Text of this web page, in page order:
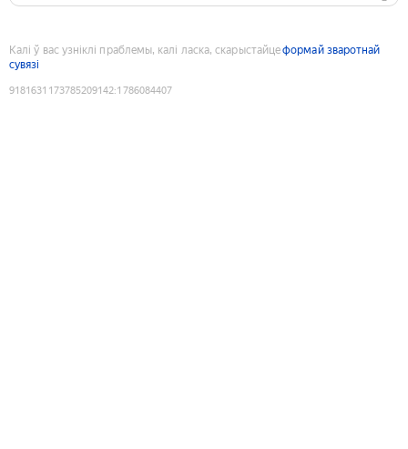
Калі ў вас узніклі праблемы, калі ласка, скарыстайцеформай зваротнай
сувязі
9181631173785209142:1786084407